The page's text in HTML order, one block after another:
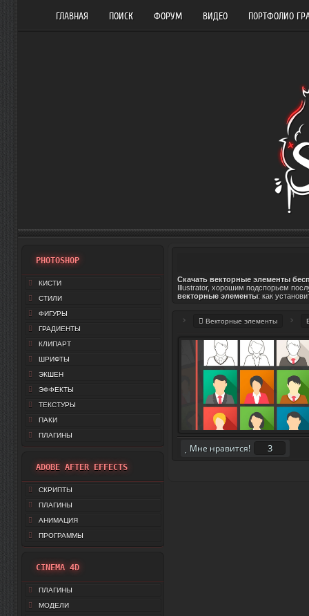
ГЛАВНАЯ ПОИСК ФОРУМ ВИДЕО ПОРТФОЛИО
PHOTOSHOP
КИСТИ
СТИЛИ
ФИГУРЫ
ГРАДИЕНТЫ
КЛИПАРТ
ШРИФТЫ
ЭКШЕН
ЭФФЕКТЫ
ТЕКСТУРЫ
ПАКИ
ПЛАГИНЫ
ADOBE AFTER EFFECTS
СКРИПТЫ
ПЛАГИНЫ
АНИМАЦИЯ
ПРОГРАММЫ
CINEMA 4D
ПЛАГИНЫ
МОДЕЛИ
Скачать векторные элементы
Illustrator, хорошим подспорьем
векторные элементы: как
Векторные элементы
Мне нравится! 3